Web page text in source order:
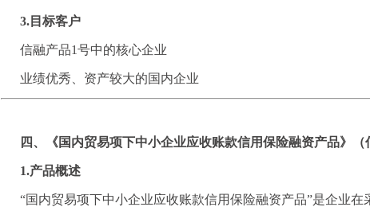
3.目标客户
信融产品1号中的核心企业
业绩优秀、资产较大的国内企业
四、《国内贸易项下中小企业应收账款信用保险融资产品》（
1.产品概述
“国内贸易项下中小企业应收账款信用保险融资产品”是企业